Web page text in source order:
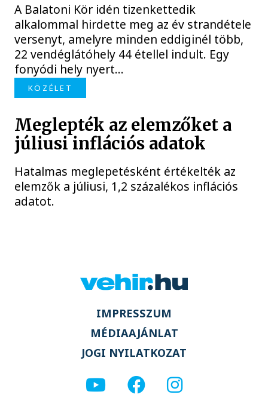
A Balatoni Kör idén tizenkettedik
alkalommal hirdette meg az év strandétele
versenyt, amelyre minden eddiginél több,
22 vendéglátóhely 44 étellel indult. Egy
fonyódi hely nyert...
KÖZÉLET
Meglepték az elemzőket a
júliusi inflációs adatok
Hatalmas meglepetésként értékelték az
elemzők a júliusi, 1,2 százalékos inflációs
adatot.
IMPRESSZUM
MÉDIAAJÁNLAT
JOGI NYILATKOZAT